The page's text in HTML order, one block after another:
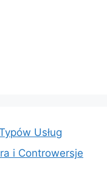
Usług
i Controwersje